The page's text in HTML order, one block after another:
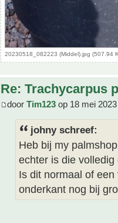
20230518_082223 (Middel).jpg (507.94
Re: Trachycarpus
door Tim123 op 18 mei
johny schreef:
Heb bij my
echter is die
Is dit normaal of
onderkant nog bij